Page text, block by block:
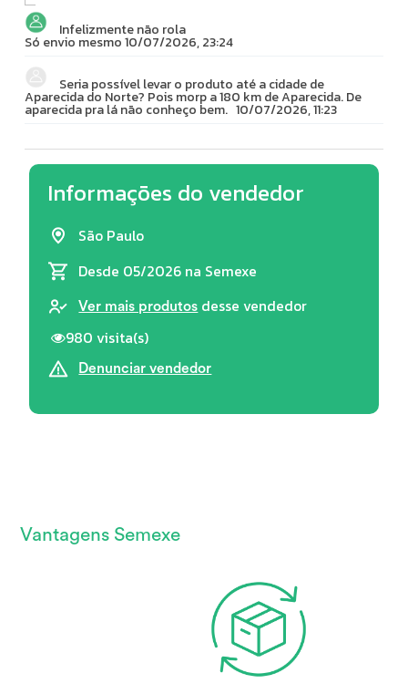
Infelizmente não rola
Só envio mesmo10/07/2026, 23:24
Seria possível levar o produto até a cidade de
Aparecida do Norte? Pois morp a 180 km de Aparecida. De
aparecida pra lá não conheço bem. 10/07/2026, 11:23
Informações do vendedor
São Paulo
Desde 05/2026 na Semexe
Ver mais produtos desse vendedor
980 visita(s)
Denunciar vendedor
Vantagens Semexe